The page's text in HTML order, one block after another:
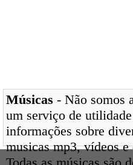
Músicas - Não somos
um serviço de
informações sobre
musicas mp3, vídeos